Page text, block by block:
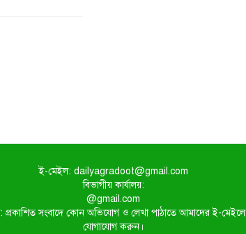
ই-মেইল: dailyagradoot@gmail.com
বিভাগীয় কার্যালয়:
@gmail.com
প্রকাশিত সংবাদে কোন অভিযোগ ও লেখা পাঠাতে আমাদের ই-মেইলে
যোগাযোগ করুন।